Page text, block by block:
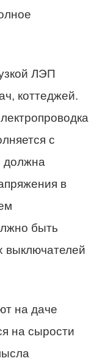
ЛЭП
коттеджей.
с
должна
в
быть
выключателей
на даче
на сырости